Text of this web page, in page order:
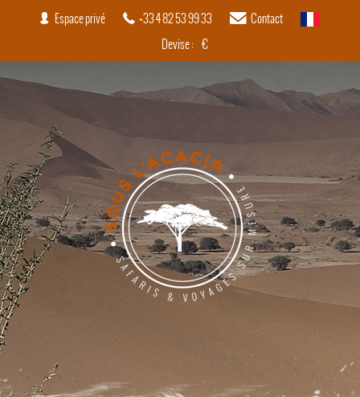
Espace privé +33 4 82 53 99 33 Contact
Devise : €